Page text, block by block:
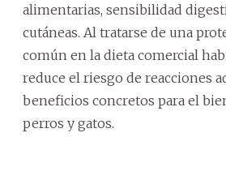
alimentarias, sensibilidad
cutáneas. Al tratarse de una
común en la dieta comercial
reduce el riesgo de reacciones
beneficios concretos para el
perros y gatos.